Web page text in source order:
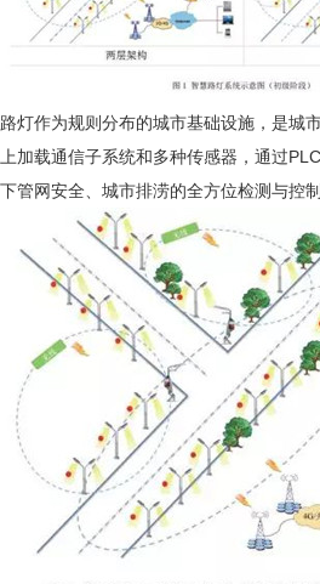
路灯作为规则分布的城市基础设施，是城
上加载通信子系统和多种传感器，通过
下管网安全、城市排涝的全方位检测与控